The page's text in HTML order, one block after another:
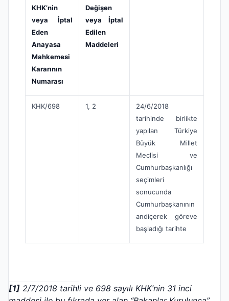
KHK’nin
veya İptal
Eden
Anayasa
Mahkemesi
Kararının
Numarası
Değişen
veya İptal
Edilen
Maddeleri
KHK/698 1, 2
24/6/2018
tarihinde birlikte
yapılan Türkiye
Büyük Millet
Meclisi ve
Cumhurbaşkanlığı
seçimleri
sonucunda
Cumhurbaşkanının
andiçerek göreve
başladığı tarihte
[1] 2/7/2018 tarihli ve 698 sayılı KHK’nin 31 inci